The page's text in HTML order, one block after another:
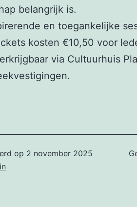
belangrijk is.
en toegankelijke
kosten €10,50 voor
via Cultuurhuis
op 2 november 2025